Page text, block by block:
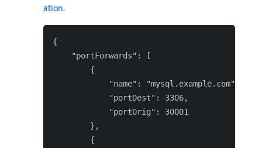
ation.
{
    "portForwards": [
        {
            "name": "mysql.example.com",
            "portDest": 3306,
            "portOrig": 30001
        },
        {